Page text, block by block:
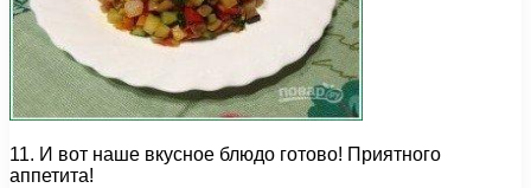
11. И вот наше вкусное блюдо готово! Приятного
аппетита!